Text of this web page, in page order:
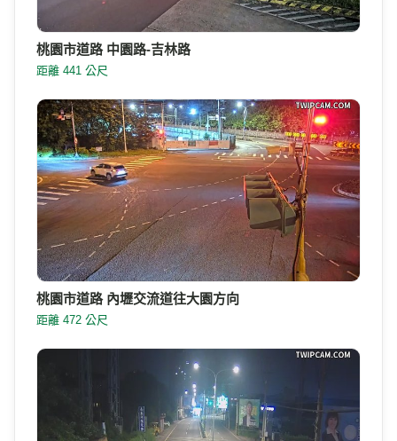
桃園市道路 中園路-吉林路
距離 441 公尺
桃園市道路 內壢交流道往大園方向
距離 472 公尺